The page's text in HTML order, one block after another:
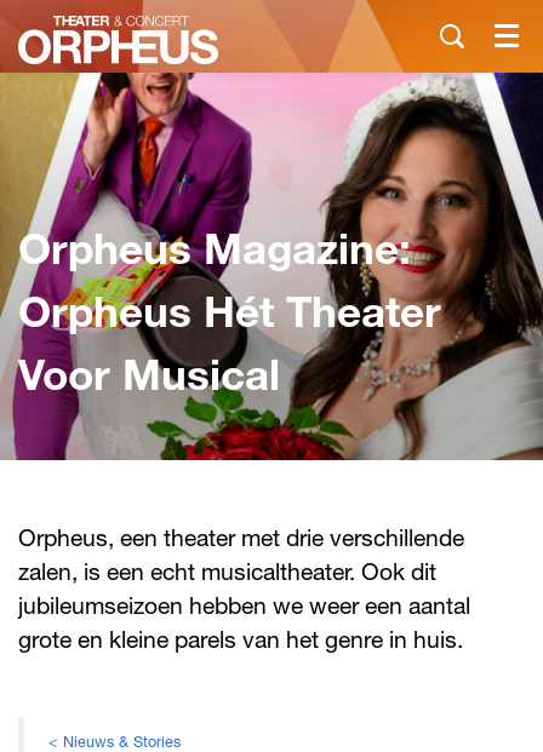
Menu
Orpheus Magazine:
Orpheus Hét Theater
Voor Musical
Orpheus, een theater met drie verschillende
zalen, is een echt musicaltheater. Ook dit
jubileumseizoen hebben we weer een aantal
grote en kleine parels van het genre in huis.
< Nieuws & Stories